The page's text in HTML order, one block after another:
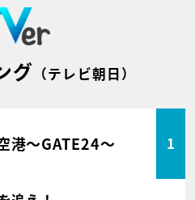
グ （テレビ朝日）
港～GATE24～ 1